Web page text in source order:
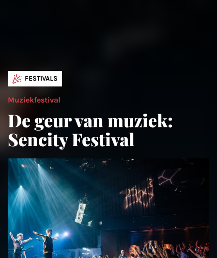
FESTIVALS
Muziekfestival
De geur van muziek:
Sencity Festival